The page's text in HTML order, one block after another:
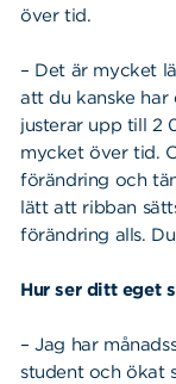
över tid.
– Det är mycket
att du kanske har
justerar upp till 2
mycket över tid.
förändring och
lätt att ribban
förändring alls.
Hur ser ditt eget
– Jag har
student och ökat